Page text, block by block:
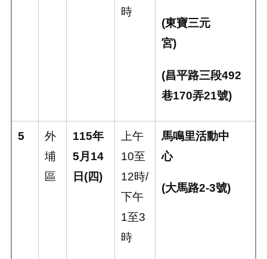
時
(東寶三元
宮)
(昌平路三段492
巷170弄21號)
5
外
埔
區
115年
5月 14
日 (四)
上午
10至
12時/
下午
1至3
時
馬鳴里活動中
心
(大馬路2-3號)